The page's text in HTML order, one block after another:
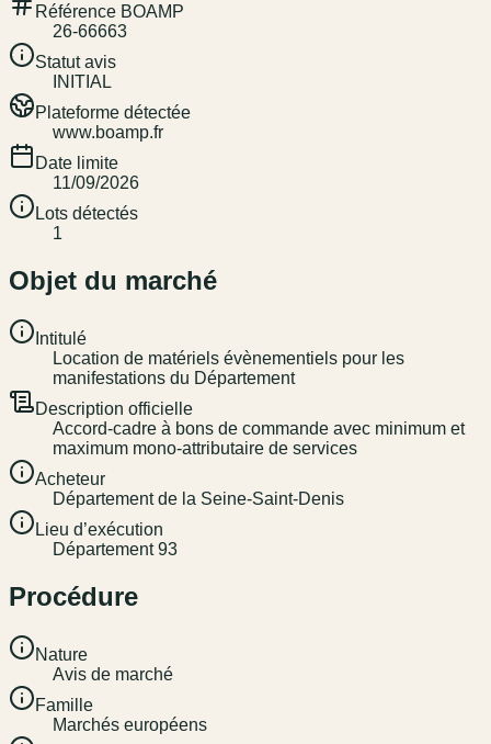
Référence BOAMP
26-66663
Statut avis
INITIAL
Plateforme détectée
www.boamp.fr
Date limite
11/09/2026
Lots détectés
1
Objet du marché
Intitulé
Location de matériels évènementiels pour les
manifestations du Département
Description officielle
Accord-cadre à bons de commande avec minimum et
maximum mono-attributaire de services
Acheteur
Département de la Seine-Saint-Denis
Lieu d’exécution
Département 93
Procédure
Nature
Avis de marché
Famille
Marchés européens